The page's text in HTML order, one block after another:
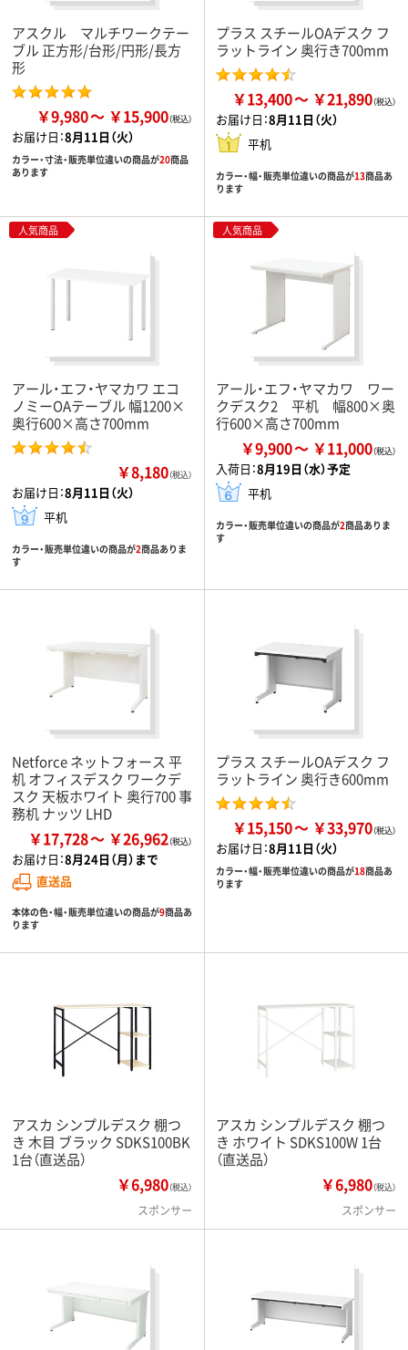
アスクル マルチワークテー
ブル 正方形/台形/円形/長方
形
￥9,980 ￥15,900
お届け日：8月11日（火）
カラー・寸法・販売単位違いの商品が20商品
あります
プラス スチールOAデスク フ
ラットライン 奥行き700mm
￥13,400 ￥21,890
お届け日：8月11日（火）
平机
カラー・幅・販売単位違いの商品が13商品あ
ります
人気商品
アール・エフ・ヤマカワ エコ
ノミーOAテーブル 幅1200×
奥行600×高さ700mm
￥8,180（税込）
お届け日：8月11日（火）
平机
カラー・販売単位違いの商品が2商品ありま
す
人気商品
アール・エフ・ヤマカワ ワー
クデスク2 平机 幅800×奥
行600×高さ700mm
￥9,900 ￥11,000
入荷日：8月19日（水）予定
平机
カラー・販売単位違いの商品が2商品ありま
す
Netforce ネットフォース 平
机 オフィスデスク ワークデ
スク 天板ホワイト 奥行700 事
務机 ナッツ LHD
￥17,728 ￥26,962
お届け日：8月24日（月）まで
直送品
本体の色・幅・販売単位違いの商品が9商品あ
ります
プラス スチールOAデスク フ
ラットライン 奥行き600mm
￥15,150 ￥33,970
お届け日：8月11日（火）
カラー・幅・販売単位違いの商品が18商品あ
ります
アスカ シンプルデスク 棚つ
き 木目 ブラック SDKS100BK
1台（直送品）
￥6,980（税込）
スポンサー
アスカ シンプルデスク 棚つ
き ホワイト SDKS100W 1台
（直送品）
￥6,980（税込）
スポンサー